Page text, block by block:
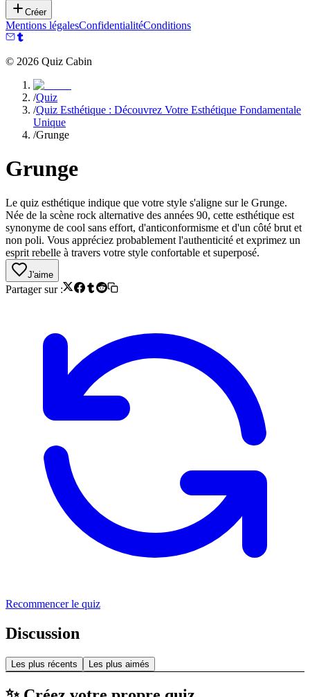
Créer
Mentions légalesConfidentialitéConditions
© 2026 Quiz Cabin
/Quiz
/Quiz Esthétique : Découvrez Votre Esthétique Fondamentale
Unique
/Grunge
Grunge
Le quiz esthétique indique que votre style s'aligne sur le Grunge.
Née de la scène rock alternative des années 90, cette esthétique est
synonyme de cool sans effort, d'anticonformisme et d'un côté brut et
non poli. Vous appréciez probablement l'authenticité et exprimez un
esprit rebelle à travers votre style confortable et superposé.
J'aime
Partager sur :
Recommencer le quiz
Discussion
Les plus récents Les plus aimés